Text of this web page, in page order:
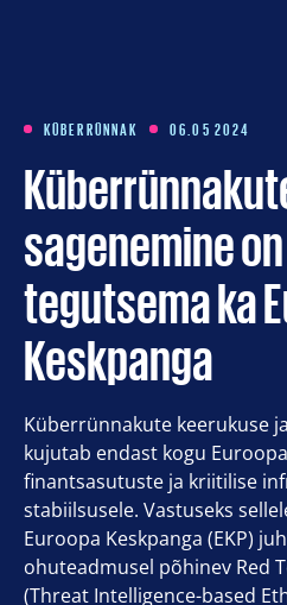
Meist
Artiklid
Kontakt
Est Eng
KÜBERRÜNNAK 06.05 2024
sagenemine
tegutsema ka
Keskpanga
Küberrünnakute keerukuse
kujutab endast kogu
finantsasutuste ja kriitilise
stabiilsusele. Vastuseks
Euroopa Keskpanga (EKP)
ohuteadmusel põhinev Red
(Threat Intelligence-based